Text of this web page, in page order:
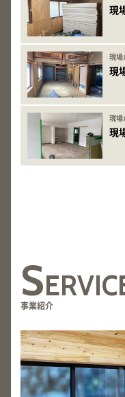
現
現
現
現
現
S
事業紹介